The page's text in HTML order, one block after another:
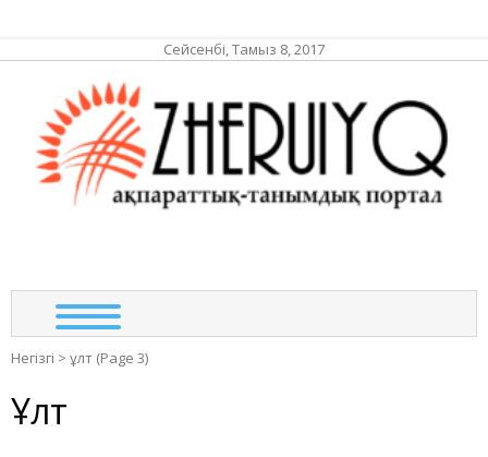
Сейсенбі, Тамыз 8, 2017
Негізгі > ұлт (Page 3)
Ұлт